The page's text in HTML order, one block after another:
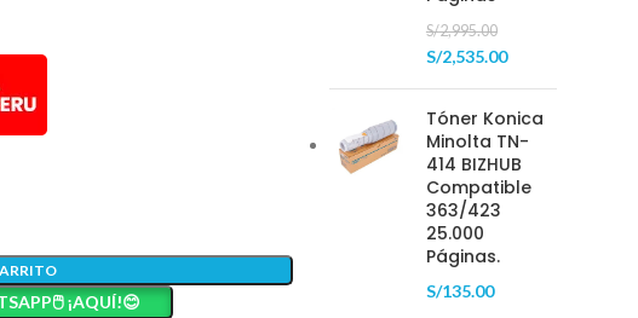
¡AQUÍ!😊
S/2,995.00
S/2,535.00
Tóner Konica
Minolta TN-
414 BIZHUB
Compatible
363/423
25.000
Páginas.
S/135.00